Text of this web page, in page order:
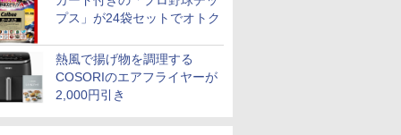
プス」が24袋セットでオトク
熱風で揚げ物を調理する
COSORIのエアフライヤーが
2,000円引き